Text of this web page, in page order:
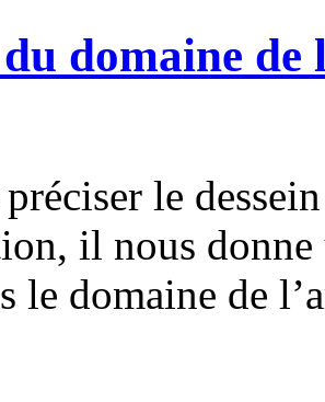
domaine de
le
il nous
le domaine de